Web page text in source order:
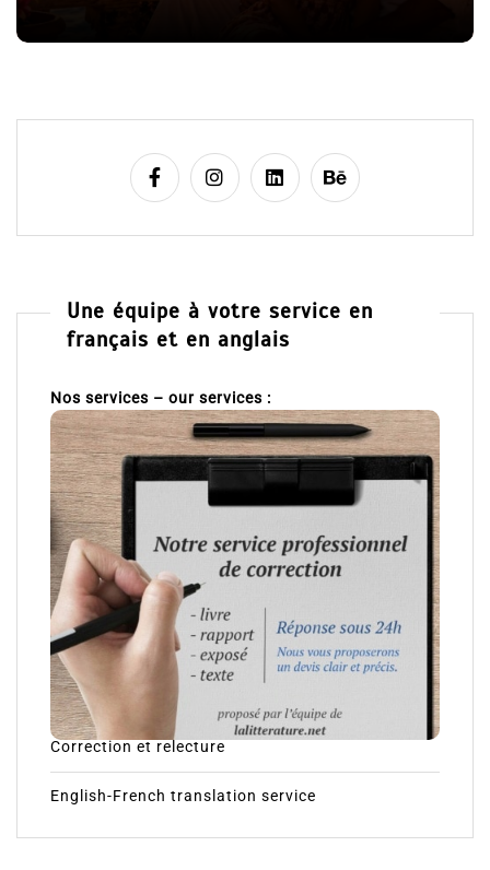
Une équipe à votre service en
français et en anglais
Nos services – our services :
Correction et relecture
English-French translation service